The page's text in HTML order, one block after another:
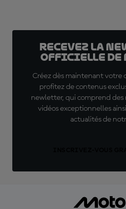
Recevez la
officielle de
Créez dès maintenant votre
profitez de contenus
newletter, qui comprend des
vidéos exceptionnelles
actualités de